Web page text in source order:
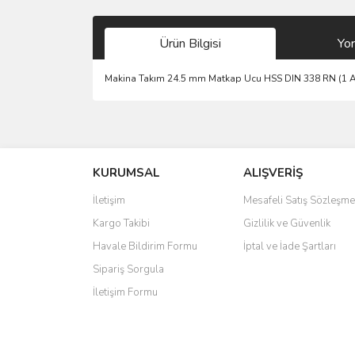
Ürün Bilgisi
Makina Takım 24.5 mm Matkap Ucu HSS DIN 338 RN (1
Ürün resmi kalitesiz, bozuk veya görüntülenemiyor.
Ürün açıklamasında eksik bilgiler bulunuyor.
Ürün bilgilerinde hatalar bulunuyor.
Ürün fiyatı diğer sitelerden daha pahalı.
Bu ürüne benzer farklı alternatifler olmalı.
KURUMSAL
İletişim
Kargo Takibi
Havale Bildirim Formu
Sipariş Sorgula
İletişim Formu
ALIŞVERİŞ
Mesafeli Satış
Gizlilik ve Güvenlik
İptal ve İade Şartları